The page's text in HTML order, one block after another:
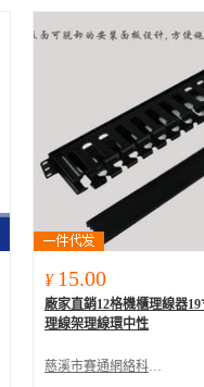
¥ 15.00
廠家直銷12格機櫃理線器
理線架理線環中性
慈溪市賽通網絡科技有限公司